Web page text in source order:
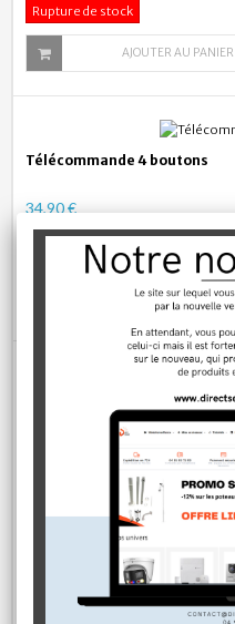
Rupture de stock
AJOUTER AU PANIER
Télécommande 4 boutons
34,90 €
Rupture de stock
AJOUTER AU PANIER